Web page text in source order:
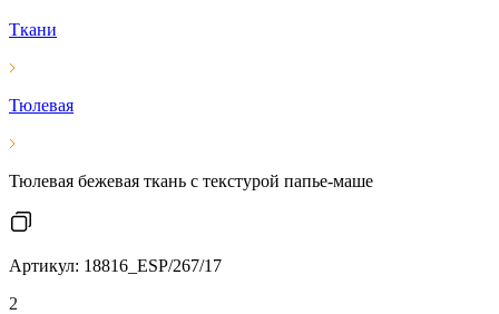
Ткани
Тюлевая
Тюлевая бежевая ткань с текстурой папье-маше
Артикул: 18816_ESP/267/17
2